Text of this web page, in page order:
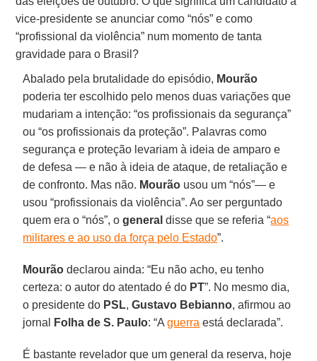
vice-presidente se anunciar como “nós” e como
“profissional da violência” num momento de tanta
gravidade para o Brasil?
Abalado pela brutalidade do episódio, Mourão
poderia ter escolhido pelo menos duas variações que
mudariam a intenção: “os profissionais da segurança”
ou “os profissionais da proteção”. Palavras como
segurança e proteção levariam à ideia de amparo e
de defesa — e não à ideia de ataque, de retaliação e
de confronto. Mas não. Mourão usou um “nós”— e
usou “profissionais da violência”. Ao ser perguntado
quem era o “nós”, ogeneral disse que se referia “aos
militares e ao uso da força pelo Estado”.
Mourão declarou ainda: “Eu não acho, eu tenho
certeza: o autor do atentado é do PT”. No mesmo dia,
o presidente do PSL, Gustavo Bebianno, afirmou ao
jornal
Folha de S. Paulo: “Aguerra está declarada”.
É bastante revelador que um general da reserva, hoje